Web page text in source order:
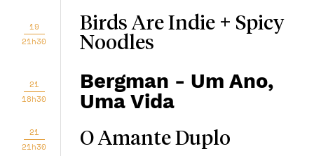
19
21h30
Birds Are Indie + Spicy
Noodles
21
18h30
Bergman - Um Ano,
Uma Vida
21
21h30
O Amante Duplo